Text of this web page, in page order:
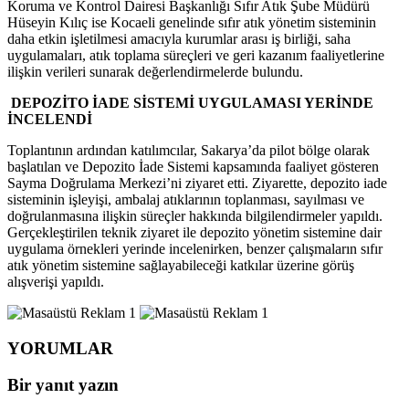
Koruma ve Kontrol Dairesi Başkanlığı Sıfır Atık Şube Müdürü
Hüseyin Kılıç ise Kocaeli genelinde sıfır atık yönetim sisteminin
daha etkin işletilmesi amacıyla kurumlar arası iş birliği, saha
uygulamaları, atık toplama süreçleri ve geri kazanım faaliyetlerine
ilişkin verileri sunarak değerlendirmelerde bulundu.
DEPOZİTO İADE SİSTEMİ UYGULAMASI YERİNDE
İNCELENDİ
Toplantının ardından katılımcılar, Sakarya’da pilot bölge olarak
başlatılan ve Depozito İade Sistemi kapsamında faaliyet gösteren
Sayma Doğrulama Merkezi’ni ziyaret etti. Ziyarette, depozito iade
sisteminin işleyişi, ambalaj atıklarının toplanması, sayılması ve
doğrulanmasına ilişkin süreçler hakkında bilgilendirmeler yapıldı.
Gerçekleştirilen teknik ziyaret ile depozito yönetim sistemine dair
uygulama örnekleri yerinde incelenirken, benzer çalışmaların sıfır
atık yönetim sistemine sağlayabileceği katkılar üzerine görüş
alışverişi yapıldı.
YORUMLAR
Bir yanıt yazın